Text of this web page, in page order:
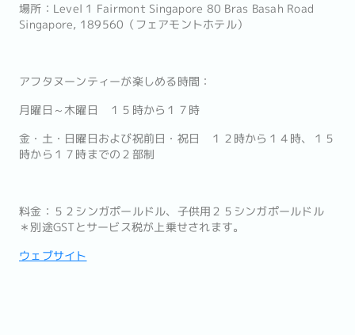
場所：Level 1 Fairmont Singapore 80 Bras Basah Road
Singapore, 189560（フェアモントホテル）
アフタヌーンティーが楽しめる時間：
月曜日～木曜日 １５時から１７時
金・土・日曜日および祝前日・祝日 １２時から１４時、１５
時から１７時までの２部制
料金：５２シンガポールドル、子供用２５シンガポールドル
＊別途GSTとサービス税が上乗せされます。
ウェブサイト